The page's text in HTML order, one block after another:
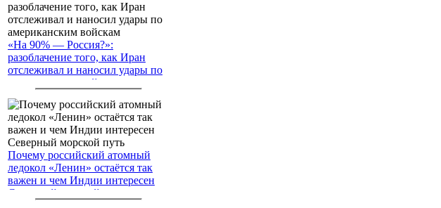
«На 90% — Россия?»:
разоблачение того, как Иран
отслеживал и наносил удары по
американским войскам
Почему российский атомный
ледокол «Ленин» остаётся так
важен и чем Индии интересен
Северный морской путь